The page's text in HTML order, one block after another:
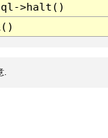
>halt()
.